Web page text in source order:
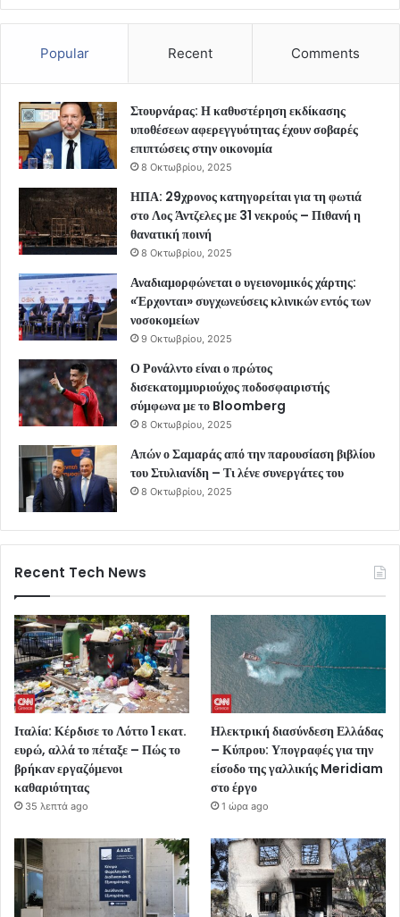
Popular Recent Comments
Στουρνάρας: Η καθυστέρηση εκδίκασης
υποθέσεων αφερεγγυότητας έχουν σοβαρές
επιπτώσεις στην οικονομία
8 Οκτωβρίου, 2025
ΗΠΑ: 29χρονος κατηγορείται για τη φωτιά
στο Λος Άντζελες με 31 νεκρούς – Πιθανή η
θανατική ποινή
8 Οκτωβρίου, 2025
Αναδιαμορφώνεται ο υγειονομικός χάρτης:
«Έρχονται» συγχωνεύσεις κλινικών εντός των
νοσοκομείων
9 Οκτωβρίου, 2025
Ο Ρονάλντο είναι ο πρώτος
δισεκατομμυριούχος ποδοσφαιριστής
σύμφωνα με το Bloomberg
8 Οκτωβρίου, 2025
Απών ο Σαμαράς από την παρουσίαση βιβλίου
του Στυλιανίδη – Τι λένε συνεργάτες του
8 Οκτωβρίου, 2025
Recent Tech News
Ιταλία: Κέρδισε το Λόττο 1 εκατ.
ευρώ, αλλά το πέταξε – Πώς το
βρήκαν εργαζόμενοι
καθαριότητας
35 λεπτά ago
Ηλεκτρική διασύνδεση Ελλάδας
– Κύπρου: Υπογραφές για την
είσοδο της γαλλικής Meridiam
στο έργο
1 ώρα ago